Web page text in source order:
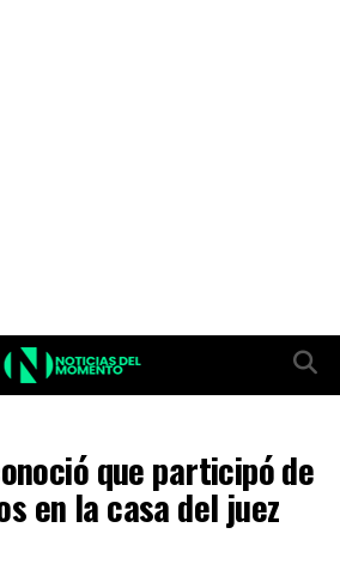
que participó de
en la casa del juez